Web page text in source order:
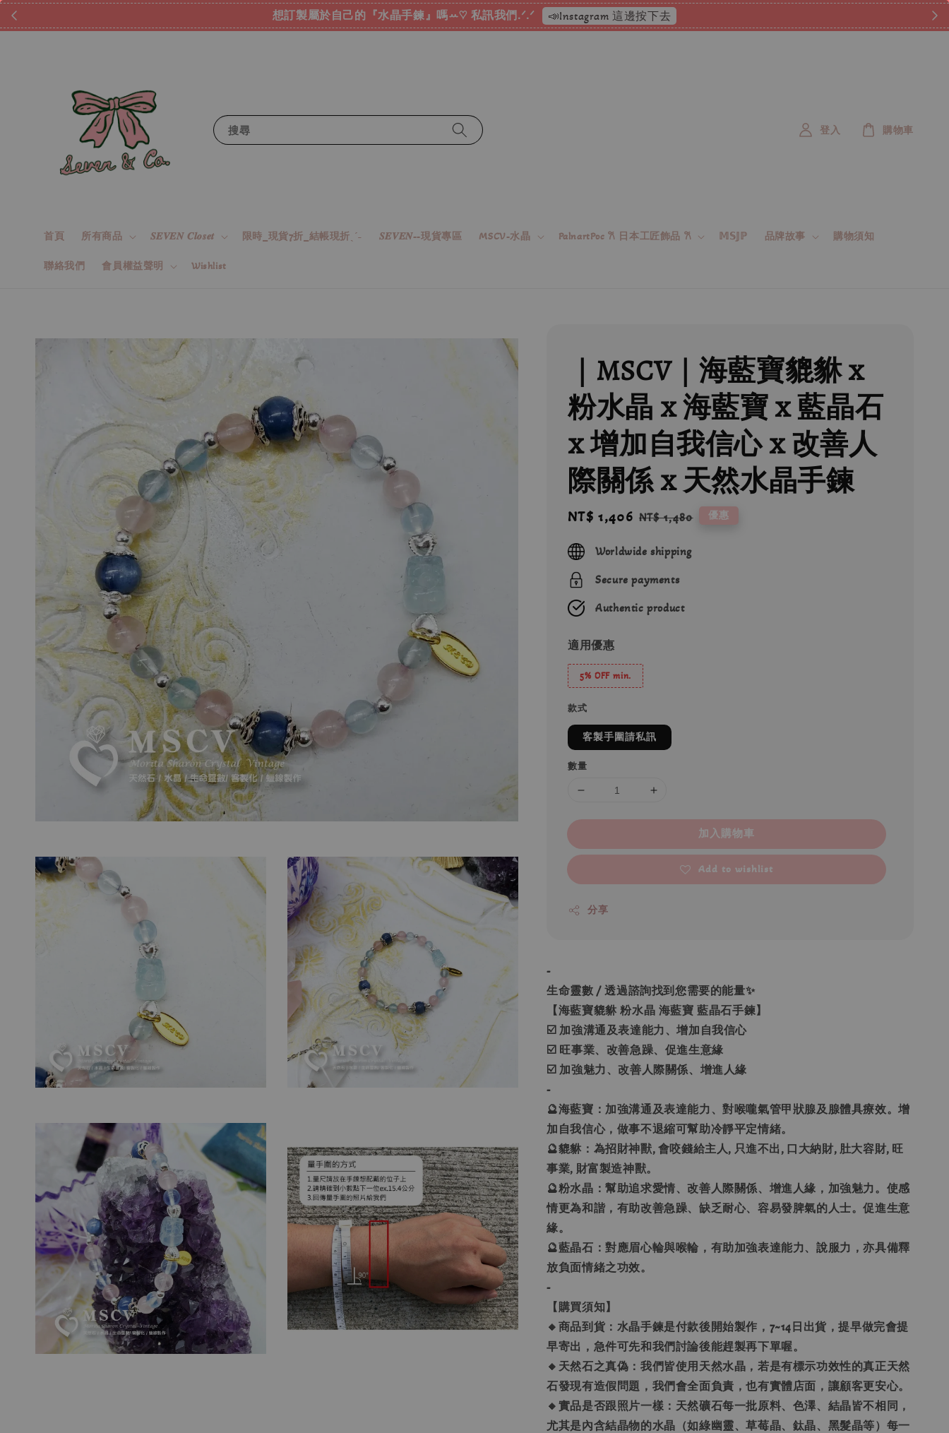
想訂製屬於自己的『水晶手鍊』嗎ꕀ♡ 私訊我們.ᐟ.ᐟ 📣Instagram 這邊按下去
搜尋
首頁 所有商品 𝑺𝑬𝑽𝑬𝑵 𝑪𝒍𝒐𝒔𝒆𝒕 限時_現貨7折_結帳現折ˎˊ˗ 𝑺𝑬𝑽𝑬𝑵--現貨專區 MSCV-水晶 PalnartPoc 𐙚 日本工匠飾品 𐙚 𝕄𝕊𝕁ℙ 品牌故事 購物須知
聯絡我們 會員權益聲明 Wishlist
登入 購物車
｜MSCV｜海藍寶貔貅 x
粉水晶 x 海藍寶 x 藍晶石
x 增加自我信心 x 改善人
際關係 x 天然水晶手鍊
Sale
NT$ 1,406 Regular
NT$ 1,480 優惠
Worldwide shipping
Secure payments
Authentic product
適用優惠
5% OFF min.
款式
客製手圍請私訊
數量
加入購物車
Add to wishlist
分享
-
生命靈數 / 透過諮詢找到您需要的能量✨
【海藍寶貔貅 粉水晶 海藍寶 藍晶石手鍊】
☑️ 加強溝通及表達能力、增加自我信心
☑️ 旺事業、改善急躁、促進生意緣
☑️ 加強魅力、改善人際關係、增進人緣
-
🔮海藍寶：加強溝通及表達能力、對喉嚨氣管甲狀腺及腺體具療效。增
加自我信心，做事不退縮可幫助冷靜平定情緒。
🔮貔貅：為招財神獸, 會咬錢給主人, 只進不出, 口大納財, 肚大容財, 旺
事業, 財富製造神獸。
🔮粉水晶：幫助追求愛情、改善人際關係、增進人緣，加強魅力。使感
情更為和諧，有助改善急躁、缺乏耐心、容易發脾氣的人士。促進生意
緣。
🔮藍晶石：對應眉心輪與喉輪，有助加強表達能力、說服力，亦具備釋
放負面情緒之功效。
-
【購買須知】
🔸商品到貨：水晶手鍊是付款後開始製作，7~14日出貨，提早做完會提
早寄出，急件可先和我們討論後能趕製再下單喔。
🔸天然石之真偽：我們皆使用天然水晶，若是有標示功效性的真正天然
石發現有造假問題，我們會全面負責，也有實體店面，讓顧客更安心。
🔸實品是否跟照片一樣：天然礦石每一批原料、色澤、結晶皆不相同，
尤其是內含結晶物的水晶（如綠幽靈、草莓晶、鈦晶、黑髮晶等）每一